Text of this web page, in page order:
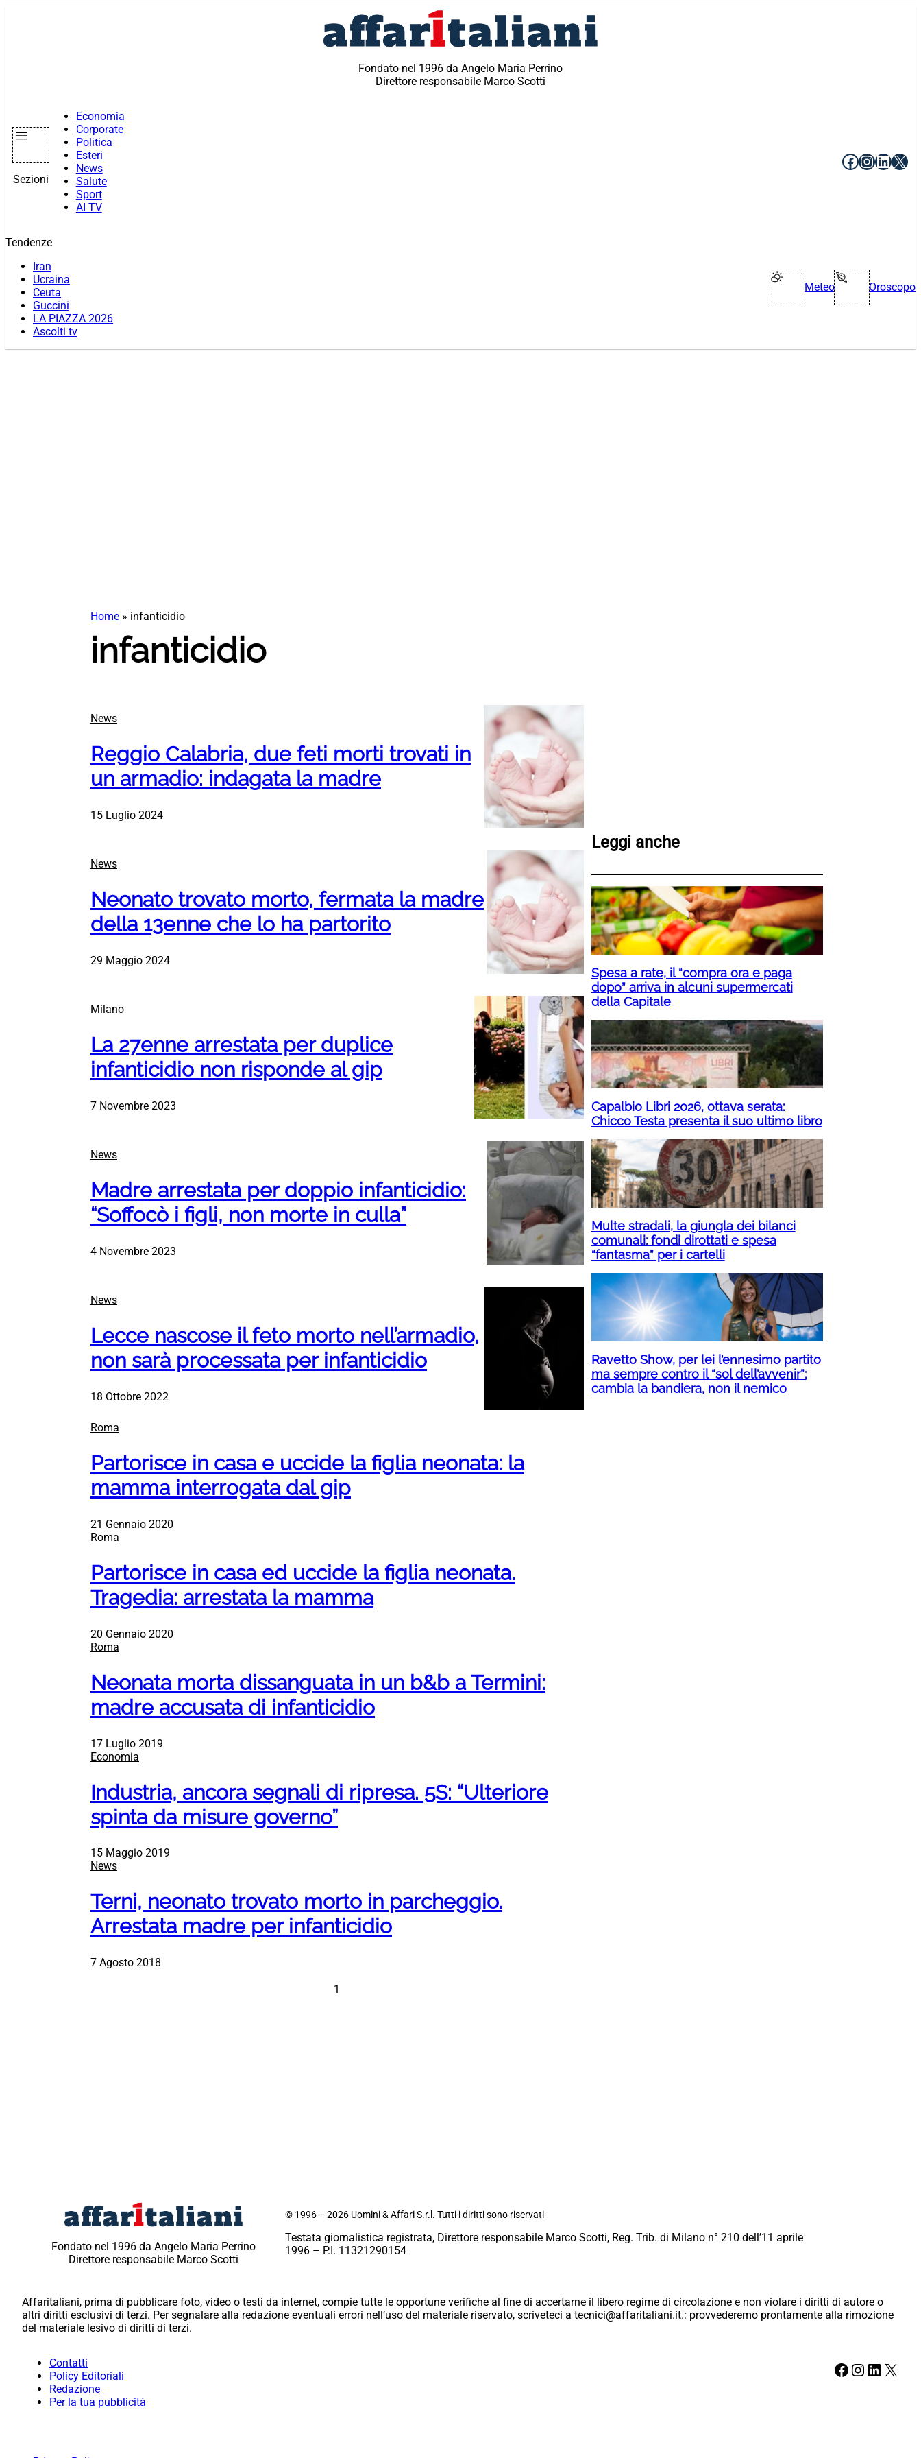
Fondato nel 1996 da Angelo Maria Perrino
Direttore responsabile Marco Scotti
Sezioni
Economia
Corporate
Politica
Esteri
News
Salute
Sport
AI TV
Facebook
X
Tendenze
Iran
Ucraina
Ceuta
Guccini
LA PIAZZA 2026
Ascolti tv
Meteo Oroscopo
Home » infanticidio
infanticidio
News
Reggio Calabria, due feti morti trovati in
un armadio: indagata la madre
15 Luglio 2024
News
Neonato trovato morto, fermata la madre
della 13enne che lo ha partorito
29 Maggio 2024
Milano
La 27enne arrestata per duplice
infanticidio non risponde al gip
7 Novembre 2023
News
Madre arrestata per doppio infanticidio:
“Soffocò i figli, non morte in culla”
4 Novembre 2023
News
Lecce nascose il feto morto nell’armadio,
non sarà processata per infanticidio
18 Ottobre 2022
Roma
Partorisce in casa e uccide la figlia neonata: la
mamma interrogata dal gip
21 Gennaio 2020
Roma
Partorisce in casa ed uccide la figlia neonata.
Tragedia: arrestata la mamma
20 Gennaio 2020
Roma
Neonata morta dissanguata in un b&b a Termini:
madre accusata di infanticidio
17 Luglio 2019
Economia
Industria, ancora segnali di ripresa. 5S: “Ulteriore
spinta da misure governo”
15 Maggio 2019
News
Terni, neonato trovato morto in parcheggio.
Arrestata madre per infanticidio
7 Agosto 2018
1
Leggi anche
Spesa a rate, il “compra ora e paga
dopo” arriva in alcuni supermercati
della Capitale
Capalbio Libri 2026, ottava serata:
Chicco Testa presenta il suo ultimo libro
Multe stradali, la giungla dei bilanci
comunali: fondi dirottati e spesa
“fantasma” per i cartelli
Ravetto Show, per lei l’ennesimo partito
ma sempre contro il “sol dell’avvenir”:
cambia la bandiera, non il nemico
Fondato nel 1996 da Angelo Maria Perrino
Direttore responsabile Marco Scotti
© 1996 – 2026 Uomini & Affari S.r.l. Tutti i diritti sono riservati
Testata giornalistica registrata, Direttore responsabile Marco Scotti, Reg. Trib. di Milano n° 210 dell’11 aprile
1996 – P.I. 11321290154
Affaritaliani, prima di pubblicare foto, video o testi da internet, compie tutte le opportune verifiche al fine di accertarne il libero regime di circolazione e non violare i diritti di autore o
altri diritti esclusivi di terzi. Per segnalare alla redazione eventuali errori nell’uso del materiale riservato, scriveteci a tecnici@affaritaliani.it.: provvederemo prontamente alla rimozione
del materiale lesivo di diritti di terzi.
Contatti
Policy Editoriali
Redazione
Per la tua pubblicità
Facebook Instagram LinkedIn X